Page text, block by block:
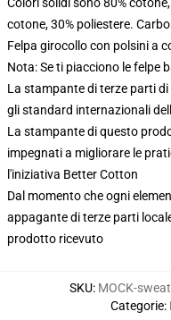
cotone, 30% poliestere.
Felpa girocollo con polsini a
Nota: Se ti piacciono le felpe
La stampante di terze parti
gli standard internazionali
La stampante di questo
impegnati a migliorare le
l'iniziativa Better Cotton
Dal momento che ogni
appagante di terze parti
prodotto ricevuto
SKU: MOCK-
Categorie: